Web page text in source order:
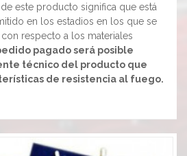
de este producto significa que está
en los estadios en los que se
respecto a los materiales
pagado será posible
técnico del producto que
de resistencia al fuego.